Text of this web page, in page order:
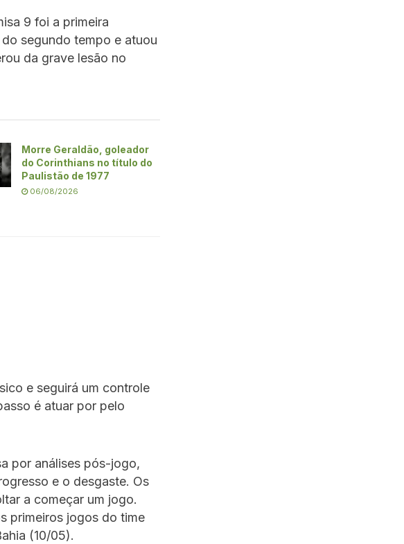
9 foi a primeira
segundo tempo e atuou
da grave lesão no
Morre Geraldão, goleador
do Corinthians no título do
Paulistão de 1977
06/08/2026
e seguirá um controle
é atuar por pelo
por análises pós-jogo,
e o desgaste. Os
a começar um jogo.
primeiros jogos do time
(10/05).